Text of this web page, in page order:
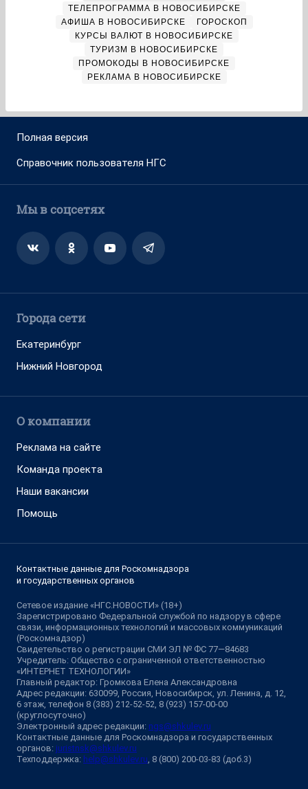
ТЕЛЕПРОГРАММА В НОВОСИБИРСКЕ
АФИША В НОВОСИБИРСКЕ
ГОРОСКОП
КУРСЫ ВАЛЮТ В НОВОСИБИРСКЕ
ТУРИЗМ В НОВОСИБИРСКЕ
ПРОМОКОДЫ В НОВОСИБИРСКЕ
РЕКЛАМА В НОВОСИБИРСКЕ
Полная версия
Справочник пользователя НГС
Мы в соцсетях
Города сети
Екатеринбург
Нижний Новгород
О компании
Реклама на сайте
Команда проекта
Наши вакансии
Помощь
Контактные данные для Роскомнадзора
и государственных органов
Сетевое издание «НГС.НОВОСТИ» (18+)
Зарегистрировано Федеральной службой по надзору в сфере
связи, информационных технологий и массовых коммуникаций
(Роскомнадзор)
Свидетельство о регистрации СМИ ЭЛ № ФС 77—84683
Учредитель: Общество с ограниченной ответственностью
«ИНТЕРНЕТ ТЕХНОЛОГИИ»
Главный редактор: Громкова Елена Александровна
Адрес редакции: 630099, Россия, Новосибирск, ул. Ленина, д. 12,
6 этаж, телефон 8 (383) 212-52-52, 8 (923) 157-00-00
(круглосуточно)
Электронный адрес редакции: ngs@shkulev.ru
Контактные данные для Роскомнадзора и государственных
органов: juristnsk@shkulev.ru
Техподдержка: help@shkulev.ru, 8 (800) 200-03-83 (доб.3)